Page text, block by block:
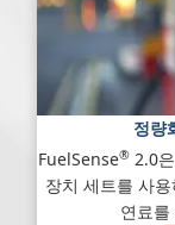
정량
FuelSense®2.0은
장치 세트를 사
연료